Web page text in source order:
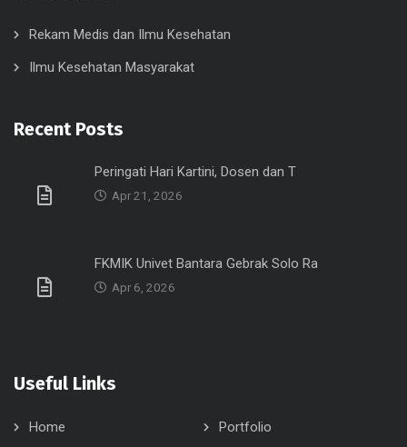
Rekam Medis dan Ilmu Kesehatan
Ilmu Kesehatan Masyarakat
Recent Posts
Peringati Hari Kartini, Dosen dan T
Apr 21, 2026
FKMIK Univet Bantara Gebrak Solo Ra
Apr 6, 2026
Useful Links
Home Portfolio